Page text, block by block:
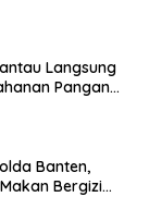
Langsung
Pangan
Banten,
Bergizi